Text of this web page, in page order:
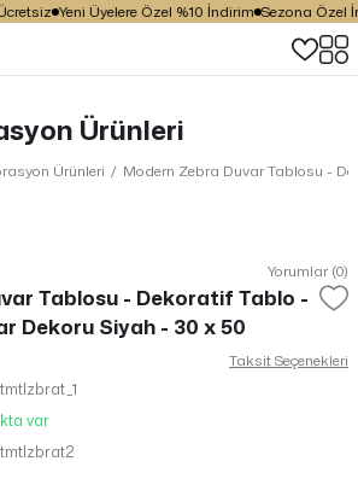
Yeni Üyelere Özel %10 İndirim Sezona Özel
Ürünleri
Ürünleri Modern Zebra Duvar Tablosu -
Yorumlar (0)
Tablosu - Dekoratif Tablo -
Dekoru Siyah - 30 x 50
Taksit Seçenekleri
var